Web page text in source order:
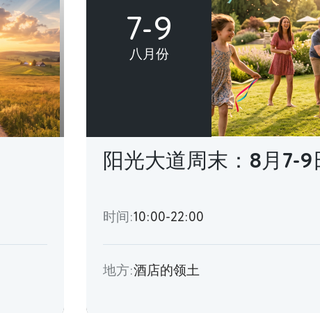
7-9
八月份
阳光大道周末：8月7-9
时间:10:00-22:00
地方:酒店的领土